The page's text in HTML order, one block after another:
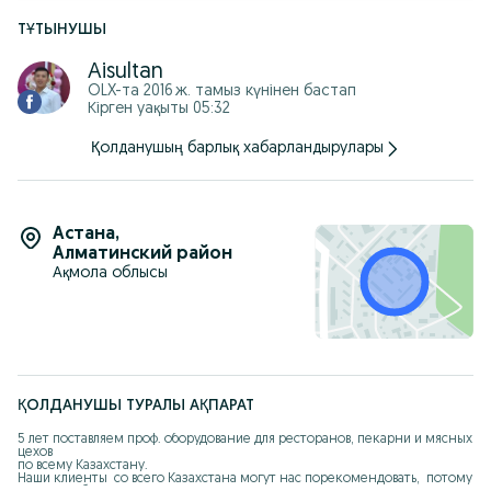
Звоните 87******875
ТҰТЫНУШЫ
Aisultan
OLX-та 2016 ж. тамыз күнінен бастап
Кірген уақыты 05:32
Қолданушың барлық хабарландырулары
Астана,
Алматинский район
Ақмола облысы
ҚОЛДАНУШЫ ТУРАЛЫ АҚПАРАТ
5 лет поставляем проф. оборудование для ресторанов, пекарни и мясных
цехов
по всему Казахстану.
Наши клиенты  со всего Казахстана могут нас порекомендовать,  потому